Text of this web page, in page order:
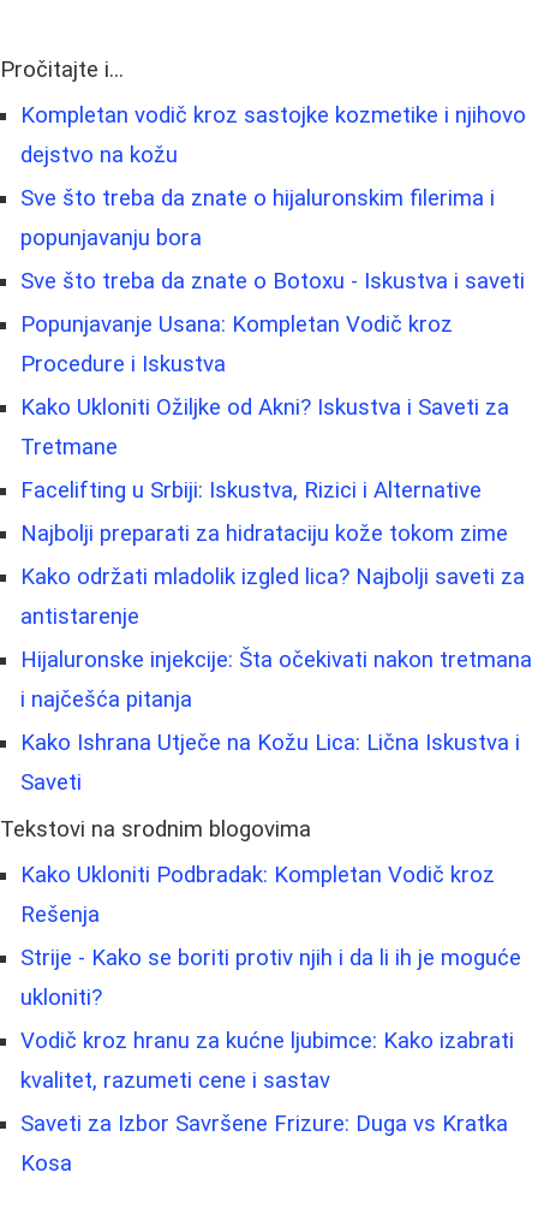
Pročitajte i...
Kompletan vodič kroz sastojke kozmetike i njihovo
dejstvo na kožu
Sve što treba da znate o hijaluronskim filerima i
popunjavanju bora
Sve što treba da znate o Botoxu - Iskustva i saveti
Popunjavanje Usana: Kompletan Vodič kroz
Procedure i Iskustva
Kako Ukloniti Ožiljke od Akni? Iskustva i Saveti za
Tretmane
Facelifting u Srbiji: Iskustva, Rizici i Alternative
Najbolji preparati za hidrataciju kože tokom zime
Kako održati mladolik izgled lica? Najbolji saveti za
antistarenje
Hijaluronske injekcije: Šta očekivati nakon tretmana
i najčešća pitanja
Kako Ishrana Utječe na Kožu Lica: Lična Iskustva i
Saveti
Tekstovi na srodnim blogovima
Kako Ukloniti Podbradak: Kompletan Vodič kroz
Rešenja
Strije - Kako se boriti protiv njih i da li ih je moguće
ukloniti?
Vodič kroz hranu za kućne ljubimce: Kako izabrati
kvalitet, razumeti cene i sastav
Saveti za Izbor Savršene Frizure: Duga vs Kratka
Kosa